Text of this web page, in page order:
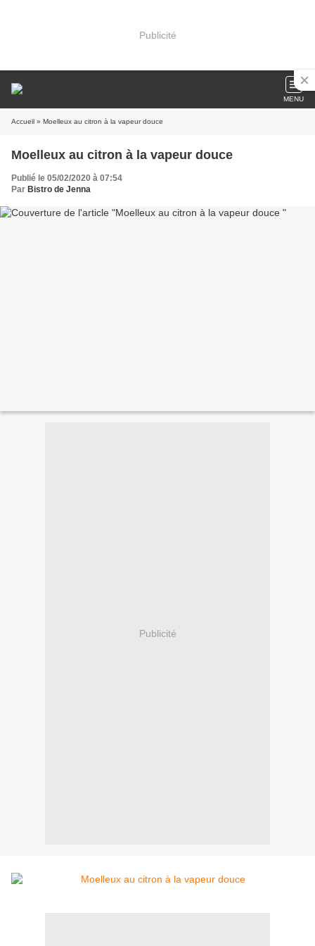
Publicité
MENU
Accueil » Moelleux au citron à la vapeur douce
Moelleux au citron à la vapeur douce
Publié le 05/02/2020 à 07:54
Par Bistro de Jenna
Publicité